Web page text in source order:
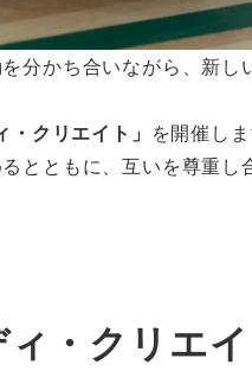
かち合いながら、新し
クリエイト」 を開催し
とともに、互いを尊重し
・クリエイ